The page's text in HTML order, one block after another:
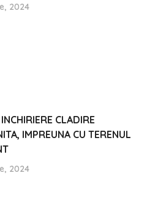
2024
CLADIRE
IMPREUNA CU TERENUL
2024